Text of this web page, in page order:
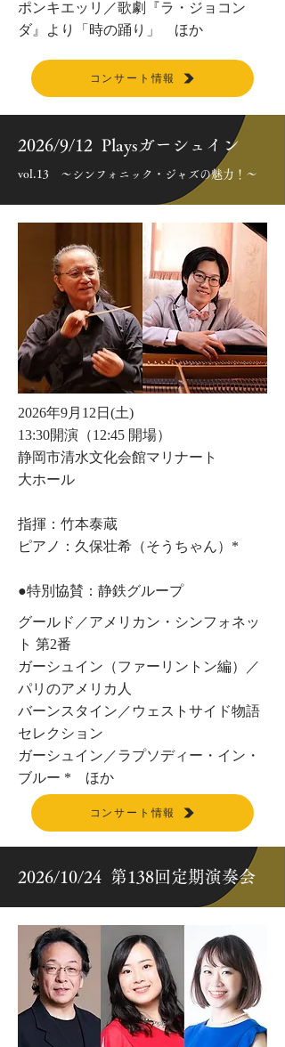
ポンキエッリ／歌劇『ラ・ジョコン
ダ』より「時の踊り」 ほか
コンサート情報
2026/9/12 Playsガーシュイン
vol.13 ～シンフォニック・ジャズの魅力！～
2026年9月12日(土)
13:30開演（12:45 開場）
静岡市清水文化会館マリナート
大ホール
指揮：竹本泰蔵
ピアノ：久保壮希（そうちゃん）*
​●特別協賛： 静鉄グループ
グールド／アメリカン・シンフォネッ
ト 第2番
ガーシュイン（ファーリントン編）／
パリのアメリカ人
バーンスタイン／ウェストサイド物語
セレクション
ガーシュイン／ラプソディー・イン・
ブルー * ほか
コンサート情報
2026/10/24 第138回定期演奏会